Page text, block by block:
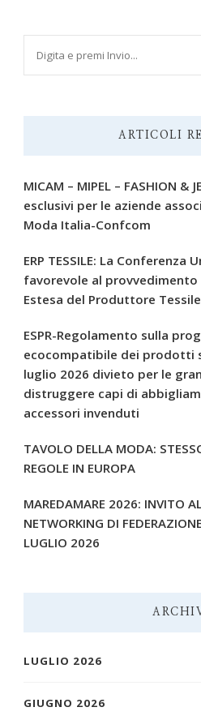
ARTICOLI
MICAM – MIPEL – FASHION &
esclusivi per le aziende
Moda Italia-Confcom
ERP TESSILE: La
favorevole al provvedimento
Estesa del Produttore Tessile
ESPR-Regolamento sulla
ecocompatibile dei prodotti
luglio 2026 divieto per le
distruggere capi di
accessori invenduti
TAVOLO DELLA MODA:
REGOLE IN EUROPA
MAREDAMARE 2026: INVITO
NETWORKING DI
LUGLIO 2026
LUGLIO 2026
GIUGNO 2026